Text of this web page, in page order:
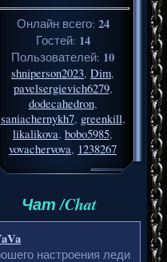
Онлайн всего: 24
Гостей: 14
Пользователей: 10
shniperson2023, Dim,
pavelsergievich6279,
dodecahedron,
saniachernykh7, greenkill,
likalikova, bobo5985,
vovachervova, 1238267
Чат /Chat